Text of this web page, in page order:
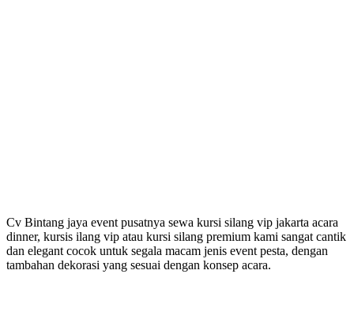
Cv Bintang jaya event pusatnya sewa kursi silang vip jakarta acara
dinner, kursis ilang vip atau kursi silang premium kami sangat cantik
dan elegant cocok untuk segala macam jenis event pesta, dengan
tambahan dekorasi yang sesuai dengan konsep acara.